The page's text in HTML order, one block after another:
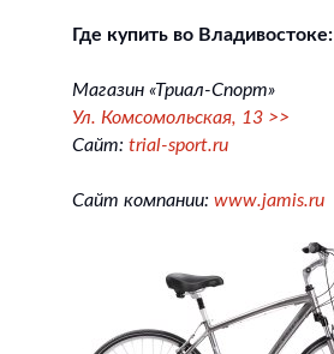
Где купить во Владивостоке:
Магазин «Триал-Спорт»
Ул. Комсомольская, 13 >>
Сайт: trial-sport.ru
Сайт компании: www.jamis.ru